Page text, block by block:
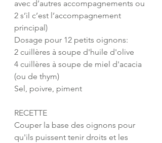
avec d’autres accompagnements ou
2 s’il c’est l’accompagnement
principal)
Dosage pour 12 petits oignons:
2 cuillères à soupe d'huile d'olive
4 cuillères à soupe de miel d'acacia
(ou de thym)
Sel, poivre, piment
RECETTE
Couper la base des oignons pour
qu'ils puissent tenir droits et les